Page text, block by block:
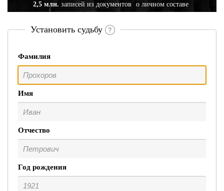
2,5 млн. записей из документов о личном составе
Установить судьбу
Фамилия
Имя
Отчество
Год рождения